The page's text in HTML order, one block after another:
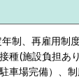
制、再雇用制度
種(施設負担あ
車場完備）、